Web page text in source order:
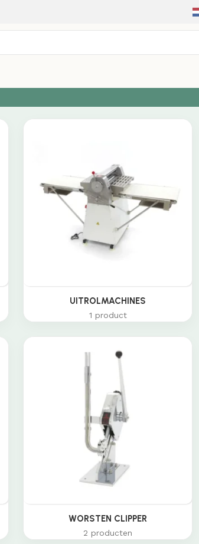
UITROLMACHINES
1 product
WORSTEN CLIPPER
2 producten